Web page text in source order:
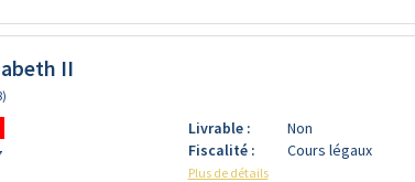
II
Livrable :
Non
Fiscalité :
Cours légaux
Plus de détails